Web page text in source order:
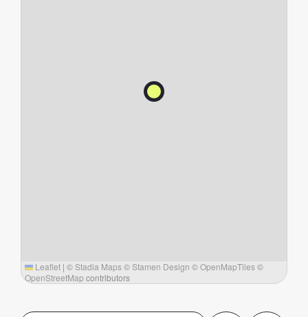
Leaflet | ©Stadia Maps©Stamen Design ©OpenMapTiles©
OpenStreetMap contributors